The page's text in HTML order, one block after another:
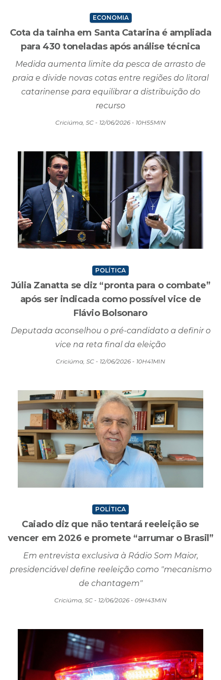
ECONOMIA
Cota da tainha em Santa Catarina é ampliada
para 430 toneladas após análise técnica
Medida aumenta limite da pesca de arrasto de
praia e divide novas cotas entre regiões do litoral
catarinense para equilibrar a distribuição do
recurso
Criciúma, SC - 12/06/2026 - 10H55MIN
POLÍTICA
Júlia Zanatta se diz “pronta para o combate”
após ser indicada como possível vice de
Flávio Bolsonaro
Deputada aconselhou o pré-candidato a definir o
vice na reta final da eleição
Criciúma, SC - 12/06/2026 - 10H41MIN
POLÍTICA
Caiado diz que não tentará reeleição se
vencer em 2026 e promete “arrumar o Brasil”
Em entrevista exclusiva à Rádio Som Maior,
presidenciável define reeleição como "mecanismo
de chantagem"
Criciúma, SC - 12/06/2026 - 09H43MIN